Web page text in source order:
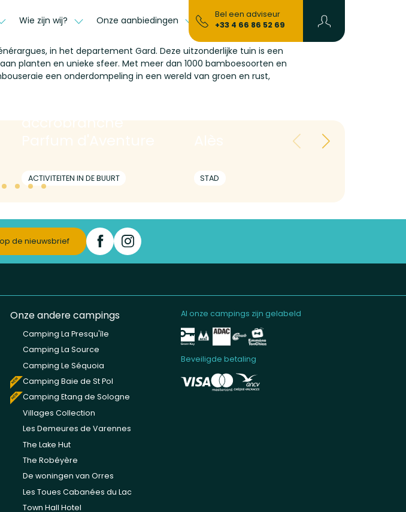
Wie zijn wij? Onze aanbiedingen Cadeaubonnen
Bel een adviseur
+33 4 66 86 52 69
in het departement Gard. Deze uitzonderlijke tuin is een
aan planten en unieke sfeer. Met meer dan 1000 bamboesoorten en
een onderdompeling in een wereld van groen en rust,
ACTIVITEITEN IN DE BUURT STAD
de nieuwsbrief
Onze andere campings
Camping La Presqu'île
Camping La Source
Camping Le Séquoia
Camping Baie de St Pol
Camping Etang de Sologne
Villages Collection
Les Demeures de Varennes
The Lake Hut
The Robéyère
De woningen van Orres
Les Toues Cabanées du Lac
Town Hall Hotel
Al onze campings zijn gelabeld
Beveiligde betaling